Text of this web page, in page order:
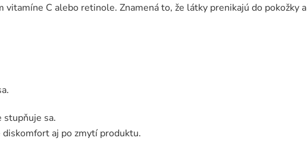
C alebo retinole. Znamená to, že látky prenikajú do pokožky a
stupňuje sa.
aj po zmytí produktu.